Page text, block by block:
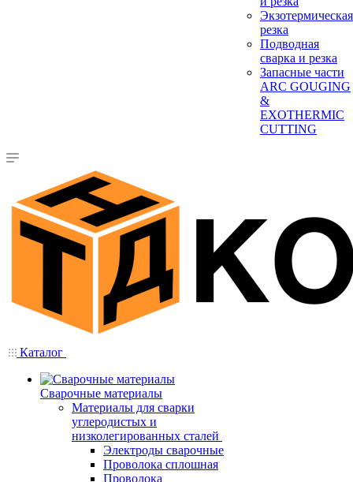
Экзотермическая
резка
Подводная
сварка и резка
Запасные части
ARC GOUGING
&
EXOTHERMIC
CUTTING
Каталог
Сварочные материалы
Материалы для сварки
углеродистых и
низколегированных сталей
Электроды сварочные
Проволока сплошная
Проволока